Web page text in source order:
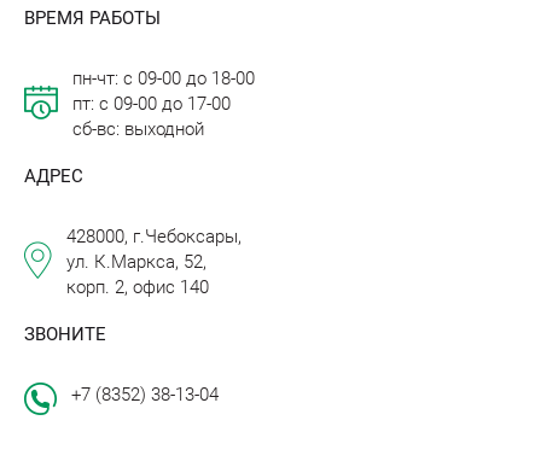
ВРЕМЯ РАБОТЫ
пн-чт: с 09-00 до 18-00
пт: с 09-00 до 17-00
сб-вс: выходной
АДРЕС
428000, г.Чебоксары,
ул. К.Маркса, 52,
корп. 2, офис 140
ЗВОНИТЕ
+7 (8352) 38-13-04